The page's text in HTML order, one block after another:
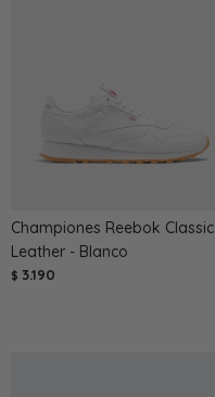
Championes Reebok Classic
Leather - Blanco
$ 3.190